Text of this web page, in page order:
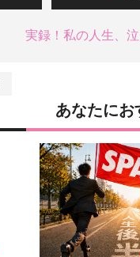
実録！私の人生、
あなたにお